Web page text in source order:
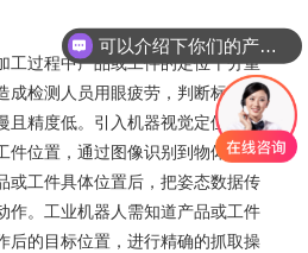
过程中产品或工件的定位十分重
成检测人员用眼疲劳，判断标准易
且精度低。引入机器视觉定位技术
件位置，通过图像识别到物体的特
或工件具体位置后，把姿态数据传
作。工业机器人需知道产品或工件
后的目标位置，进行精确的抓取操
可以介绍下你们的产品么